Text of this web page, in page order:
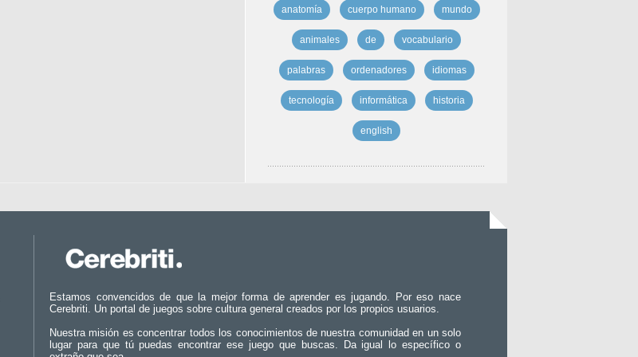
anatomía cuerpo humano mundo
animales de vocabulario
palabras ordenadores idiomas
tecnología informática historia
english
Estamos convencidos de que la mejor forma de aprender es jugando. Por eso nace
Cerebriti. Un portal de juegos sobre cultura general creados por los propios usuarios.
Nuestra misión es concentrar todos los conocimientos de nuestra comunidad en un solo
lugar para que tú puedas encontrar ese juego que buscas. Da igual lo específico o